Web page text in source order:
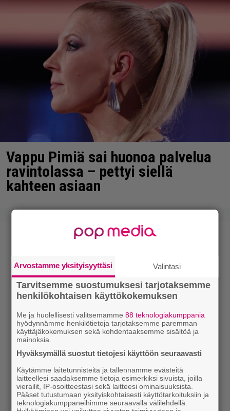
Vappu Pimiä sai huonoa palvelua
ravintolassa – pettyi siellä
kahteen asiaan
Arvostamme yksityisyyttäsi Valintasi
Tarvitsemme suostumuksesi tarjotaksemme
henkilökohtaisen käyttökokemuksen
Me ja huolellisesti valitsemamme88 teknologiakumppania
hyödynnämme henkilötietoja tarjotaksemme paremman
käyttäjäkokemuksen sekä kohdentaaksemme sisältöä ja
mainoksia.
Hyväksymällä suostut tietojesi käyttöön seuraavasti
Käytämme laitetunnisteita ja tallennamme evästeitä
laitteellesi saadaksemme tietoja esimerkiksi sivuista, joilla
vierailit, IP-osoitteestasi sekä laitteesi ominaisuuksista.
Pääset tutustumaan yksityiskohtaisesti käyttötarkoituksiin ja
teknologiakumppaneihimme seuraavalla välilehdellä.